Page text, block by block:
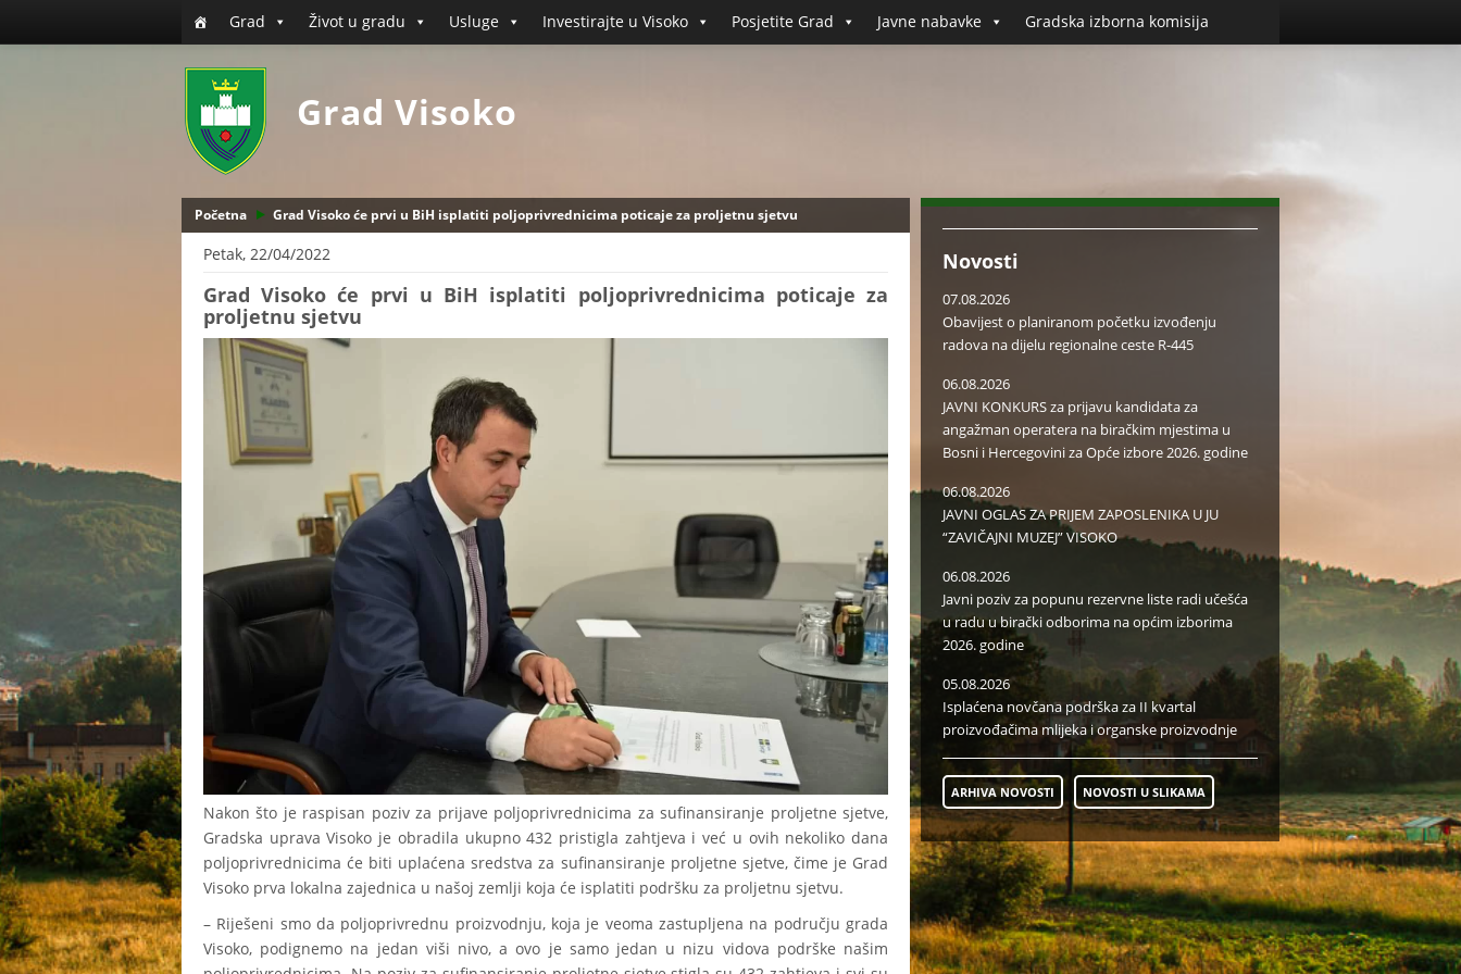
Grad Život u gradu Usluge Investirajte u Visoko Posjetite Grad Javne nabavke Gradska izborna komisija
Grad Visoko
Početna Grad Visoko će prvi u BiH isplatiti poljoprivrednicima poticaje za proljetnu sjetvu
Petak, 22/04/2022
Grad Visoko će prvi u BiH isplatiti poljoprivrednicima poticaje za
proljetnu sjetvu
Nakon što je raspisan poziv za prijave poljoprivrednicima za sufinansiranje proljetne sjetve,
Gradska uprava Visoko je obradila ukupno 432 pristigla zahtjeva i već u ovih nekoliko dana
poljoprivrednicima će biti uplaćena sredstva za sufinansiranje proljetne sjetve, čime je Grad
Visoko prva lokalna zajednica u našoj zemlji koja će isplatiti podršku za proljetnu sjetvu.
– Riješeni smo da poljoprivrednu proizvodnju, koja je veoma zastupljena na području grada
Visoko, podignemo na jedan viši nivo, a ovo je samo jedan u nizu vidova podrške našim
Novosti
07.08.2026
Obavijest o planiranom početku izvođenju
radova na dijelu regionalne ceste R-445
06.08.2026
JAVNI KONKURS za prijavu kandidata za
angažman operatera na biračkim mjestima u
Bosni i Hercegovini za Opće izbore 2026. godine
06.08.2026
JAVNI OGLAS ZA PRIJEM ZAPOSLENIKA U JU
“ZAVIČAJNI MUZEJ” VISOKO
06.08.2026
Javni poziv za popunu rezervne liste radi učešća
u radu u birački odborima na općim izborima
2026. godine
05.08.2026
Isplaćena novčana podrška za II kvartal
proizvođačima mlijeka i organske proizvodnje
ARHIVA NOVOSTI NOVOSTI U SLIKAMA